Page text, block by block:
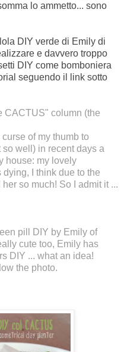
lo ammetto... sono
DIY verde di Emily di
e davvero troppo
DIY come bomboniera
seguendo il link sotto
CACTUS" column (the
of my thumb to
well) in recent days a
house: my lovely
dying, I think due to the
so much! So I admit it ...
pill DIY by Emily of
cute too, Emily has
DIY ... what an idea!
the photo.